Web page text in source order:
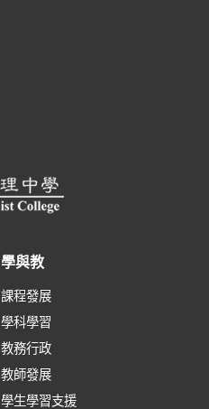
學與教
課程發展
學科學習
教務行政
教師發展
學生學習支援